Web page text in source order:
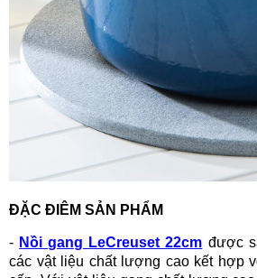
ĐẶC ĐIÊM SẢN PHẨM
- Nồi gang LeCreuset 22cm được
các vật liệu chất lượng cao kết hợp